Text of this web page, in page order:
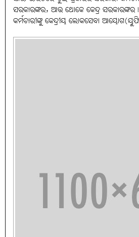
ସରକାରଙ୍କର, ଆଉ ଥୋକେ କେନ୍ଦ୍ର
କର୍ମଚାରୀଙ୍କୁ କେନ୍ଦ୍ରୀୟ ଲୋକସେବା